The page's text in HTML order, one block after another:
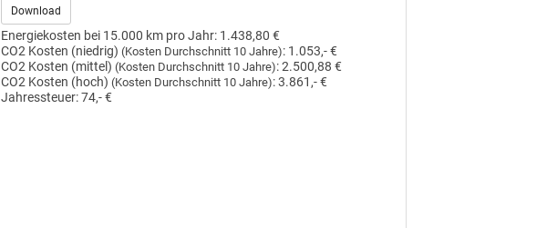
Download
Energiekosten bei 15.000 km pro Jahr: 1.438,80 €
CO2 Kosten (niedrig) (Kosten Durchschnitt 10 Jahre): 1.053,- €
CO2 Kosten (mittel) (Kosten Durchschnitt 10 Jahre):2.500,88 €
CO2 Kosten (hoch) (Kosten Durchschnitt 10 Jahre):3.861,- €
Jahressteuer:74,- €